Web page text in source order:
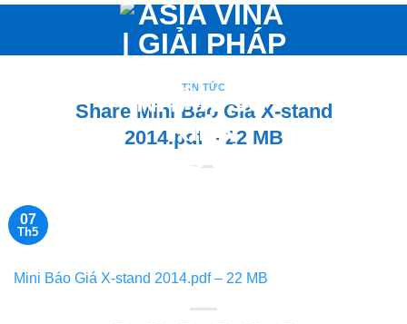
nội
TIN TỨC
Share Mini Báo Giá X-stand
2014.pdf – 22 MB
07
Th5
Mini Báo Giá X-stand 2014.pdf – 22 MB